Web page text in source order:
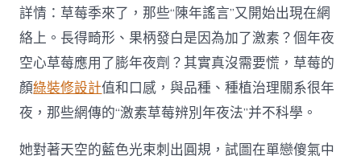
詳情：草莓季來了，那些“陳年謠言”又開始出現在網
絡上。長得畸形、果柄發白是因為加了激素？個年夜
空心草莓應用了膨年夜劑？其實真沒需要慌，草莓的
顏綠裝修設計值和口感，與品種、種植治理關系很年
夜，那些網傳的“激素草莓辨別年夜法”并不科學。
她對著天空的藍色光束刺出圓規，試圖在單戀傻氣中